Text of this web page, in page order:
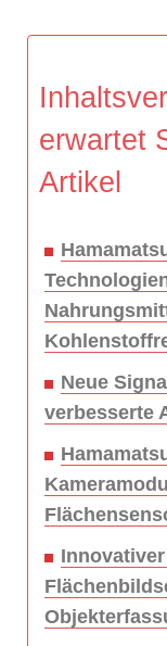
erwartet
Artikel
Neue
verbesserte